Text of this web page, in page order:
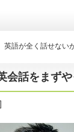
英語が全く話せない
会話をまず
]